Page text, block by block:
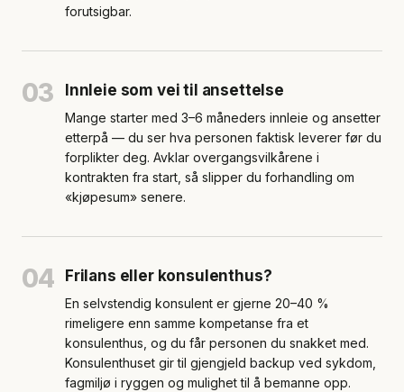
forutsigbar.
03 Innleie som vei til ansettelse
Mange starter med 3–6 måneders innleie og ansetter
etterpå — du ser hva personen faktisk leverer før du
forplikter deg. Avklar overgangsvilkårene i
kontrakten fra start, så slipper du forhandling om
«kjøpesum» senere.
04 Frilans eller konsulenthus?
En selvstendig konsulent er gjerne 20–40 %
rimeligere enn samme kompetanse fra et
konsulenthus, og du får personen du snakket med.
Konsulenthuset gir til gjengjeld backup ved sykdom,
fagmiljø i ryggen og mulighet til å bemanne opp.